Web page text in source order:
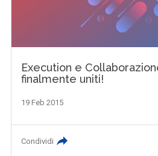
Execution e
finalmente uniti!
19 Feb 2015
Condividi